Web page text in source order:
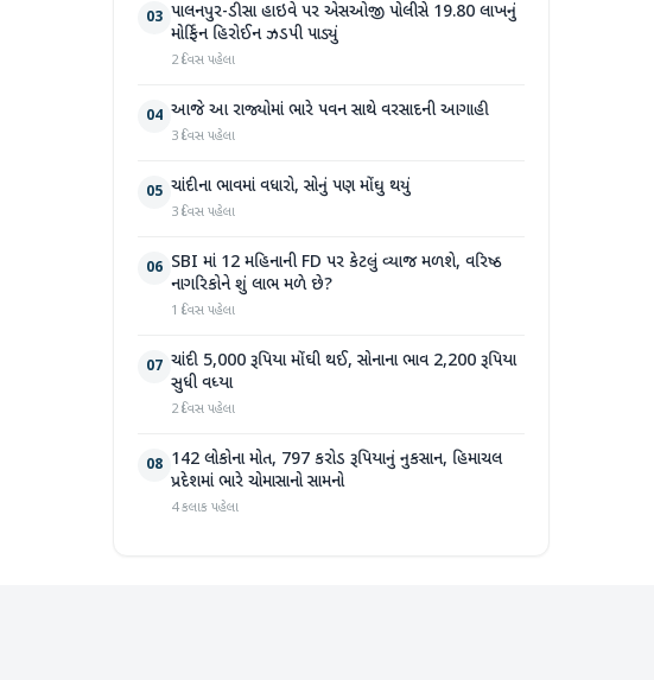
03 પાલનપુર-ડીસા હાઇવે પર એસઓજી પોલીસે 19.80 લાખનું
મોર્ફિન હિરોઈન ઝડપી પાડ્યું
2 દિવસ પહેલા
04 આજે આ રાજ્યોમાં ભારે પવન સાથે વરસાદની આગાહી
3 દિવસ પહેલા
05 ચાંદીના ભાવમાં વધારો, સોનું પણ મોંઘુ થયું
3 દિવસ પહેલા
06 SBI માં 12 મહિનાની FD પર કેટલું વ્યાજ મળશે, વરિષ્ઠ
નાગરિકોને શું લાભ મળે છે?
1 દિવસ પહેલા
07 ચાંદી 5,000 રૂપિયા મોંઘી થઈ, સોનાના ભાવ 2,200 રૂપિયા
સુધી વધ્યા
2 દિવસ પહેલા
08 142 લોકોના મોત, 797 કરોડ રૂપિયાનું નુકસાન, હિમાચલ
પ્રદેશમાં ભારે ચોમાસાનો સામનો
4 કલાક પહેલા